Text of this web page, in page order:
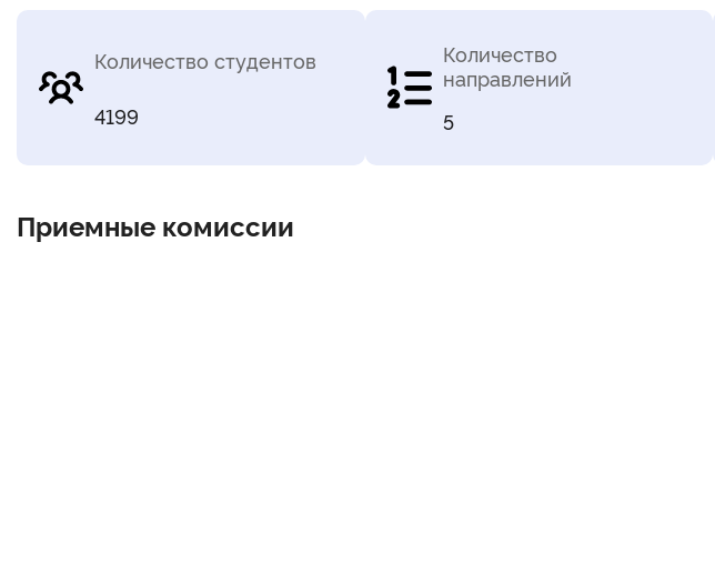
Количество студентов
4199
Количество
направлений
5
Приемные комиссии